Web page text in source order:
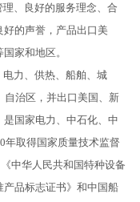
、良好的服务理念、合
的声誉，产品出口美
家和地区。
力、供热、船舶、城
自治区，并出口美国、新
国家电力、中石化、中
年取得国家质量技术监督
中华人民共和国特种设备
品标志证书》和中国船